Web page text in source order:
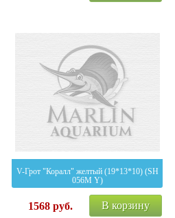
V-Грот "Коралл" желтый (19*13*10) (SH
056M Y)
1568руб. В корзину